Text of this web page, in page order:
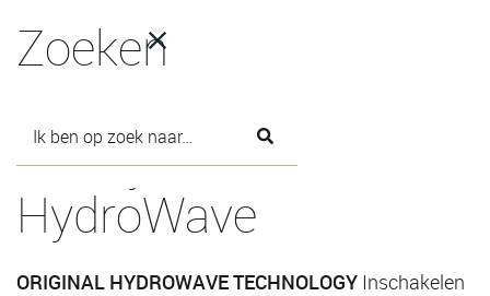
Zoeken
Wellsystem
HydroWave
ORIGINAL HYDROWAVE TECHNOLOGY Inschakelen